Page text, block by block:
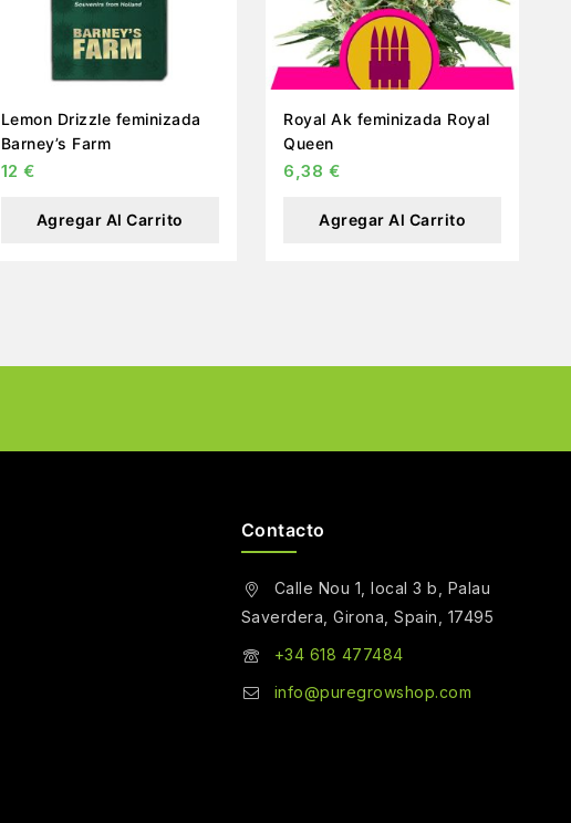
Lemon Drizzle feminizada
Barney’s Farm
12 €
Agregar Al Carrito
Royal Ak feminizada Royal
Queen
6,38 €
Agregar Al Carrito
Contacto
Calle Nou 1, local 3 b, Palau
Saverdera, Girona, Spain, 17495
+34 618 477484
info@puregrowshop.com